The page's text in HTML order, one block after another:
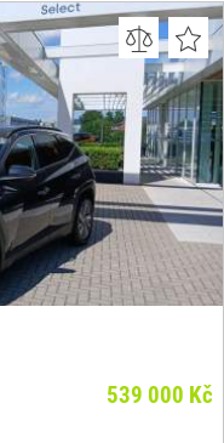
539 000 Kč